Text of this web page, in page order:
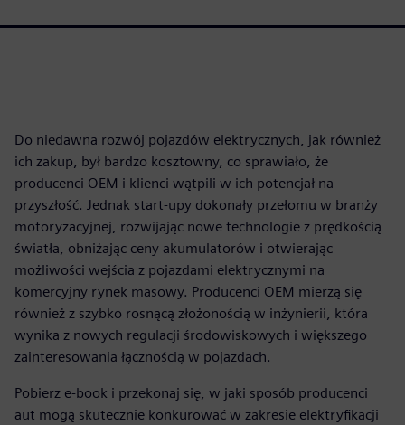
Do niedawna rozwój pojazdów elektrycznych, jak również
ich zakup, był bardzo kosztowny, co sprawiało, że
producenci OEM i klienci wątpili w ich potencjał na
przyszłość. Jednak start-upy dokonały przełomu w branży
motoryzacyjnej, rozwijając nowe technologie z prędkością
światła, obniżając ceny akumulatorów i otwierając
możliwości wejścia z pojazdami elektrycznymi na
komercyjny rynek masowy. Producenci OEM mierzą się
również z szybko rosnącą złożonością w inżynierii, która
wynika z nowych regulacji środowiskowych i większego
zainteresowania łącznością w pojazdach.
Pobierz e-book i przekonaj się, w jaki sposób producenci
aut mogą skutecznie konkurować w zakresie elektryfikacji